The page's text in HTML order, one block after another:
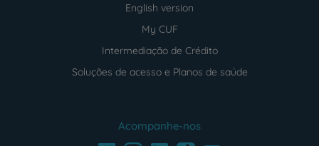
English version
My CUF
Intermediação de Crédito
Soluções de acesso e Planos de saúde
Acompanhe-nos